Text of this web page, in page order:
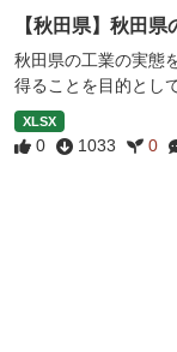
【秋田県】秋田県
秋田県の工業の実態
得ることを目的とし
XLSX
0 1033 0